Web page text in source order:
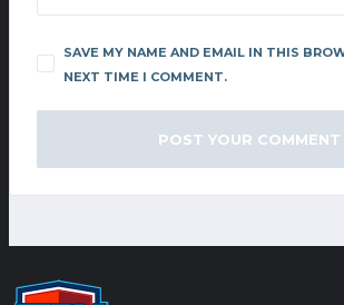
SAVE MY NAME AND EMAIL IN THIS
NEXT TIME I COMMENT.